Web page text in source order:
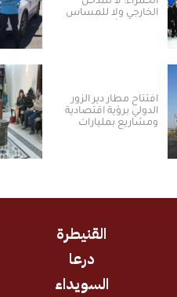
الخارجي ولا للمساس
افتتاح مطار دير الزور
الدولي برؤية اقتصادية
ومشاريع بمليارات
القنيطرة
درعا
السويداء